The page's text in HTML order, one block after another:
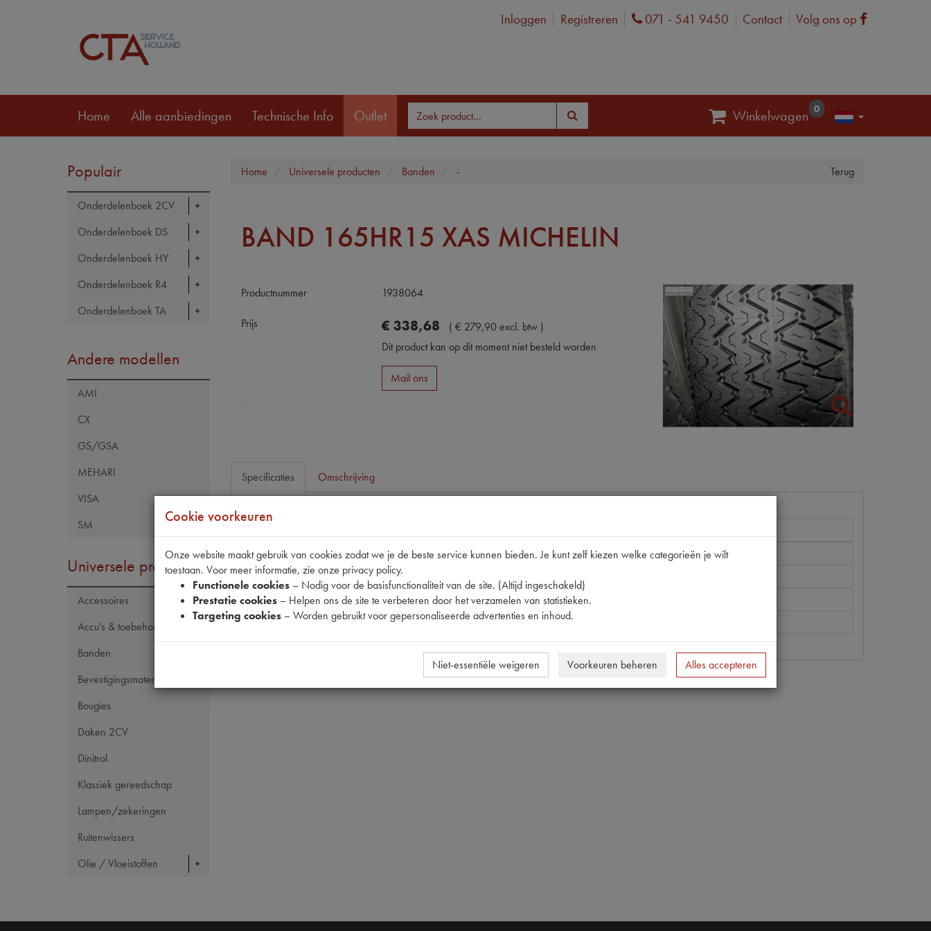
Inloggen Registreren Phone
071 - 541 9450 Contact Volg ons op Facebook
Home Alle aanbiedingen Technische Info Outlet Winkelwagen 0
Populair
Onderdelenboek 2CV
Onderdelenboek DS
Onderdelenboek HY
Onderdelenboek R4
Onderdelenboek TA
Andere modellen
AMI
CX
GS/GSA
MEHARI
VISA
SM
Universele producten
Accessoires
Accu's & toebehoren
Banden
Bevestigingsmateriaal
Bougies
Daken 2CV
Dinitrol
Klassiek gereedschap
Lampen/zekeringen
Ruitenwissers
Olie / Vloeistoffen
Terug
Home Universele producten Banden -
BAND 165HR15 XAS MICHELIN
Productnummer 1938064
Prijs € 338,68 (€ 279,90excl. btw )
Dit product kan op dit moment niet besteld worden
Mail ons
Specificaties Omschrijving
Model Citroën
DS21/DS23
Model Peugeot
404
Codes
16515 | 16515XAS | 201516505 | 36520 | B003A | P1 | XAS 15 15
Maten
[PW 5]
Cookie voorkeuren
Onze website maakt gebruik van cookies zodat we je de beste service kunnen bieden. Je kunt zelf kiezen welke categorieën je wilt
toestaan. Voor meer informatie, zie onze privacy policy.
Functionele cookies – Nodig voor de basisfunctionaliteit van de site. (Altijd ingeschakeld)
Prestatie cookies – Helpen ons de site te verbeteren door het verzamelen van statistieken.
Targeting cookies – Worden gebruikt voor gepersonaliseerde advertenties en inhoud.
Niet-essentiële weigeren Voorkeuren beheren Alles accepteren